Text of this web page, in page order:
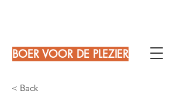
BOER VOOR DE PLEZIER
< Back